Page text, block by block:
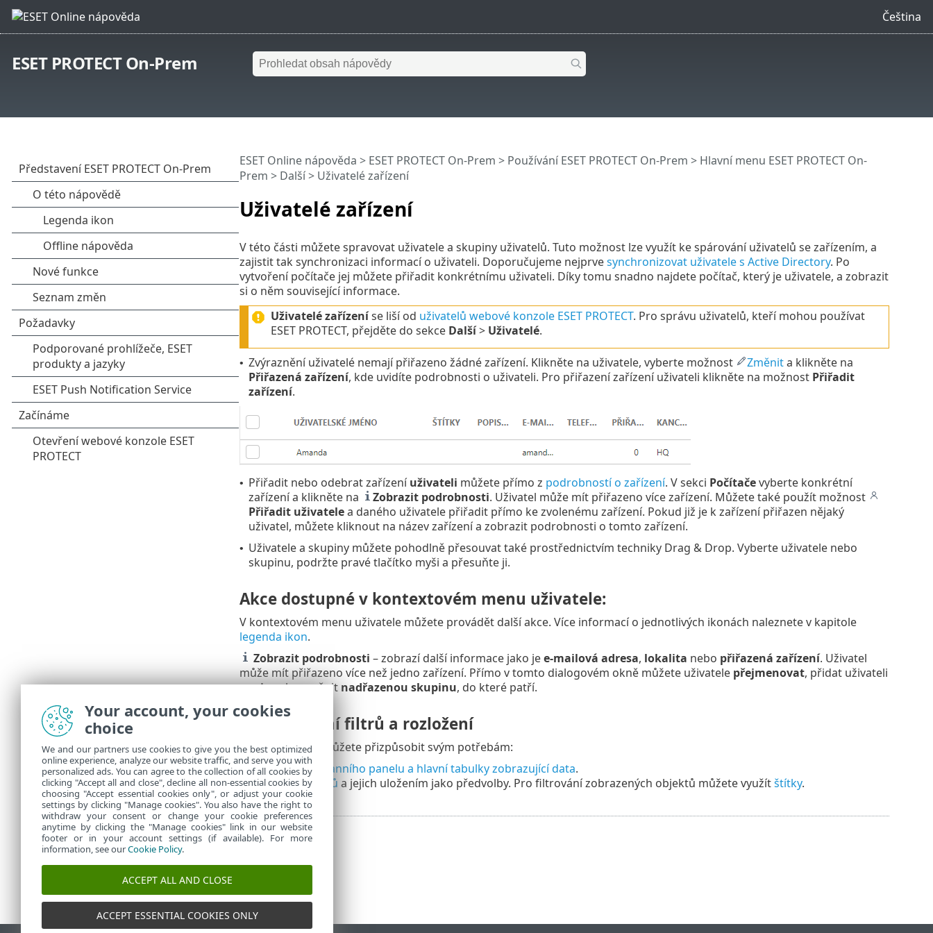
Čeština
ESET PROTECT On-Prem
Uživatelé zařízení
ESET Online nápověda > ESET PROTECT On-Prem > Používání ESET PROTECT On-Prem > Hlavní menu ESET PROTECT On-
Prem > Další> Uživatelé zařízení
V této části můžete spravovat uživatele a skupiny uživatelů. Tuto možnost lze využít ke spárování uživatelů se zařízením, a
zajistit tak synchronizaci informací o uživateli. Doporučujeme nejprvesynchronizovat uživatele s Active Directory. Po
vytvoření počítače jej můžete přiřadit konkrétnímu uživateli. Díky tomu snadno najdete počítač, který je uživatele, a zobrazit
si o něm související informace.
Uživatelé zařízeníse liší od uživatelů webové konzole ESET PROTECT. Pro správu uživatelů, kteří mohou používat
ESET PROTECT, přejděte do sekce Další> Uživatelé.
• Zvýraznění uživatelé nemají přiřazeno žádné zařízení. Klikněte na uživatele, vyberte možnost Změnita klikněte na
Přiřazená zařízení, kde uvidíte podrobnosti o uživateli. Pro přiřazení zařízení uživateli klikněte na možnost Přiřadit
zařízení.
• Přiřadit nebo odebrat zařízeníuživateli můžete přímo z podrobností o zařízení. V sekci Počítačevyberte konkrétní
zařízení a klikněte na
Zobrazit podrobnosti. Uživatel může mít přiřazeno více zařízení. Můžete také použít možnost
Přiřadit uživatelea daného uživatele přiřadit přímo ke zvolenému zařízení. Pokud již je k zařízení přiřazen nějaký
uživatel, můžete kliknout na název zařízení a zobrazit podrobnosti o tomto zařízení.
• Uživatele a skupiny můžete pohodlně přesouvat také prostřednictvím techniky Drag & Drop. Vyberte uživatele nebo
skupinu, podržte pravé tlačítko myši a přesuňte ji.
Akce dostupné v kontextovém menu uživatele:
V kontextovém menu uživatele můžete provádět další akce. Více informací o jednotlivých ikonách naleznete v kapitole
legenda ikon.
Zobrazit podrobnosti – zobrazí další informace jako jee-mailová adresa, lokalita nebo přiřazená zařízení. Uživatel
může mít přiřazeno více než jedno zařízení. Přímo v tomto dialogovém okně můžete uživatele přejmenovat, přidat uživateli
popisnebo změnit nadřazenou skupinu, do které patří.
Přizpůsobení filtrů a rozložení
Web Console si můžete přizpůsobit svým potřebám:
• Správa postranního panelu a hlavní tabulky zobrazující data.
• Přidánímfiltrů a jejich uložením jako předvolby. Pro filtrování zobrazených objektů můžete využítštítky.
Your account, your cookies
choice
We and our partners use cookies to give you the best optimized
online experience, analyze our website traffic, and serve you with
personalized ads. You can agree to the collection of all cookies by
clicking "Accept all and close", decline all non-essential cookies by
choosing "Accept essential cookies only", or adjust your cookie
settings by clicking "Manage cookies". You also have the right to
withdraw your consent or change your cookie preferences
anytime by clicking the "Manage cookies" link in our website
footer or in your account settings (if available). For more
information, see ourCookie Policy.
ACCEPT ALL AND CLOSE
ACCEPT ESSENTIAL COOKIES ONLY